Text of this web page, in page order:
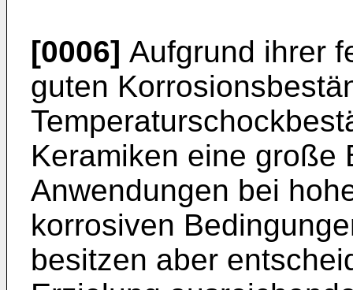
[0006] Aufgrund ihrer
guten
Keramiken eine große
Anwendungen bei
korrosiven
besitzen aber